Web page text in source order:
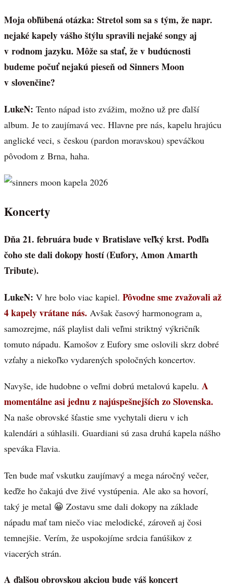
Moja obľúbená otázka: Stretol som sa s tým, že napr.
nejaké kapely vášho štýlu spravili nejaké songy aj
v rodnom jazyku. Môže sa stať, že v budúcnosti
budeme počuť nejakú pieseň od Sinners Moon
v slovenčine?
LukeN: Tento nápad isto zvážim, možno už pre ďalší
album. Je to zaujímavá vec. Hlavne pre nás, kapelu hrajúcu
anglické veci, s českou (pardon moravskou) speváčkou
pôvodom z Brna, haha.
Koncerty
Dňa 21. februára bude v Bratislave veľký krst. Podľa
čoho ste dali dokopy hostí (Eufory, Amon Amarth
Tribute).
LukeN: V hre bolo viac kapiel. Pôvodne sme zvažovali až
4 kapely vrátane nás. Avšak časový harmonogram a,
samozrejme, náš playlist dali veľmi striktný výkričník
tomuto nápadu. Kamošov z Eufory sme oslovili skrz dobré
vzťahy a niekoľko vydarených spoločných koncertov.
Navyše, ide hudobne o veľmi dobrú metalovú kapelu. A
momentálne asi jednu z najúspešnejších zo Slovenska.
Na naše obrovské šťastie sme vychytali dieru v ich
kalendári a súhlasili. Guardiani sú zasa druhá kapela nášho
speváka Flavia.
Ten bude mať vskutku zaujímavý a mega náročný večer,
keďže ho čakajú dve živé vystúpenia. Ale ako sa hovorí,
taký je metal 😀 Zostavu sme dali dokopy na základe
nápadu mať tam niečo viac melodické, zároveň aj čosi
temnejšie. Verím, že uspokojíme srdcia fanúšikov z
viacerých strán.
A ďalšou obrovskou akciou bude váš koncert